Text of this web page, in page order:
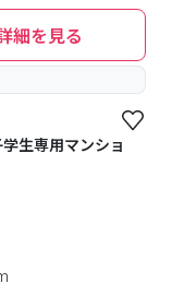
細を見る
生専用マンショ